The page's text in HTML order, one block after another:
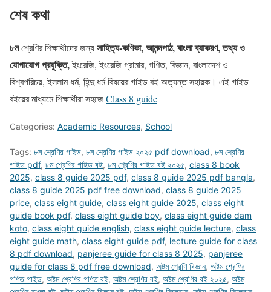
শেষ কথা
৮মশ্রেণির শিক্ষার্থীদের জন্যসাহিত্য-কণিকা, আনন্দপাঠ, বাংলা ব্যাকরণ, তথ্য ও
যোগাযোগ প্রযুক্তি,ইংরেজি, ইংরেজি গ্রামার, গণিত, বিজ্ঞান, বাংলাদেশ ও
বিশ্বপরিচয়, ইসলাম ধর্ম, হিন্দু ধর্ম বিষয়ের গাইড বই অত্যন্ত সহায়ক। এই গাইড
বইয়ের মাধ্যমে শিক্ষার্থীরা সহজেClass 8 guide
Categories: Academic Resources, School
Tags: ৮ম শ্রেণির গাইড, ৮ম শ্রেণির গাইড ২০২৫ pdf download, ৮ম শ্রেণির
গাইড pdf, ৮ম শ্রেণির গাইড বই, ৮ম শ্রেণির গাইড বই ২০২৫, class 8 book
2025, class 8 guide 2025 pdf, class 8 guide 2025 pdf bangla,
class 8 guide 2025 pdf free download, class 8 guide 2025
price, class eight guide, class eight guide 2025, class eight
guide book pdf, class eight guide boy, class eight guide dam
koto, class eight guide english, class eight guide lecture, class
eight guide math, class eight guide pdf, lecture guide for class
8 pdf download, panjeree guide for class 8 2025, panjeree
guide for class 8 pdf free download, অষ্টম শ্রেণি বিজ্ঞান, অষ্টম শ্রেণির
গণিত গাইড, অষ্টম শ্রেণির গণিত বই, অষ্টম শ্রেণির বই, অষ্টম শ্রেণির বই ২০২৫, অষ্টম